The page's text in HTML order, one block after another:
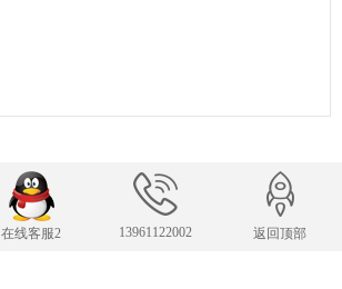
在线客服2 13961122002 返回顶部